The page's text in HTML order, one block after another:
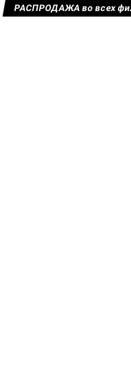
РАСПРОДАЖА во всех